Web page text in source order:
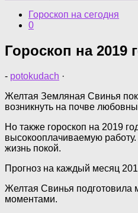
Гороскоп на сегодня
0
Гороскоп на
- potokudach ·
Желтая Земляная Свинья
возникнуть на почве
Но также гороскоп на 2019
высокооплачиваемую работу.
жизнь покой.
Прогноз на каждый месяц
Желтая Свинья подготовила
моментами.